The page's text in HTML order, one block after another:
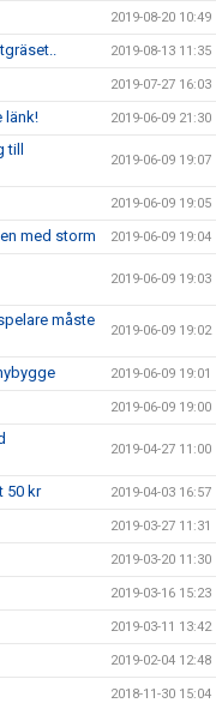
2019-08-20 10:49
2019-08-13 11:35
2019-07-27 16:03
länk! 2019-06-09 21:30
2019-06-09 19:07
2019-06-09 19:05
med storm 2019-06-09 19:04
2019-06-09 19:03
måste
2019-06-09 19:02
2019-06-09 19:01
2019-06-09 19:00
2019-04-27 11:00
50 kr 2019-04-03 16:57
2019-03-27 11:31
2019-03-20 11:30
2019-03-16 15:23
2019-03-11 13:42
2019-02-04 12:48
2018-11-30 15:04